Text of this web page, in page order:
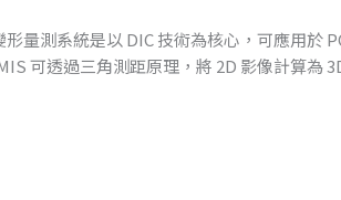
形量測系統是以 DIC 技術為核心，可應用於
可透過三角測距原理，將 2D 影像計算為